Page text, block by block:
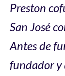
Preston
San José
Antes de
fundador y